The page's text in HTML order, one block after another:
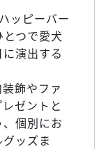
ッピーバー
つで愛犬
演出する
飾やファ
ゼントと
個別にお
ッズま